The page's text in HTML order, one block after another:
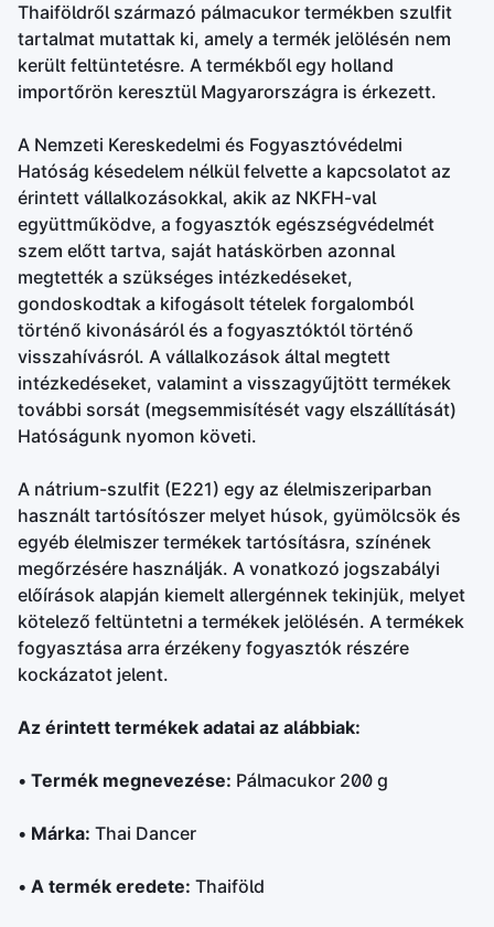
Thaiföldről származó pálmacukor termékben szulfit
tartalmat mutattak ki, amely a termék jelölésén nem
került feltüntetésre. A termékből egy holland
importőrön keresztül Magyarországra is érkezett.
A Nemzeti Kereskedelmi és Fogyasztóvédelmi
Hatóság késedelem nélkül felvette a kapcsolatot az
érintett vállalkozásokkal, akik az NKFH-val
együttműködve, a fogyasztók egészségvédelmét
szem előtt tartva, saját hatáskörben azonnal
megtették a szükséges intézkedéseket,
gondoskodtak a kifogásolt tételek forgalomból
történő kivonásáról és a fogyasztóktól történő
visszahívásról. A vállalkozások által megtett
intézkedéseket, valamint a visszagyűjtött termékek
további sorsát (megsemmisítését vagy elszállítását)
Hatóságunk nyomon követi.
A nátrium-szulfit (E221) egy az élelmiszeriparban
használt tartósítószer melyet húsok, gyümölcsök és
egyéb élelmiszer termékek tartósításra, színének
megőrzésére használják. A vonatkozó jogszabályi
előírások alapján kiemelt allergénnek tekinjük, melyet
kötelező feltüntetni a termékek jelölésén. A termékek
fogyasztása arra érzékeny fogyasztók részére
kockázatot jelent.
Az érintett termékek adatai az alábbiak:
• Termék megnevezése: Pálmacukor 200 g
• Márka: Thai Dancer
• A termék eredete: Thaiföld